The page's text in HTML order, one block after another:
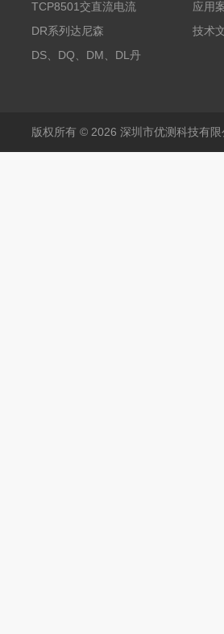
探头500A
TCP8501交直流电流
探头500A
DR系列达尼森
Danisense高精度电流
DS、DQ、DM、DL丹
应用
技术
版权所有 © 2026 深圳市优测科技有限